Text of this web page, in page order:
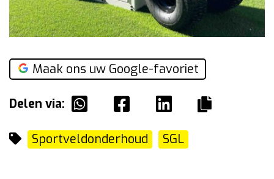
Maak ons uw Google-favoriet
Delen via:
Sportveldonderhoud SGL